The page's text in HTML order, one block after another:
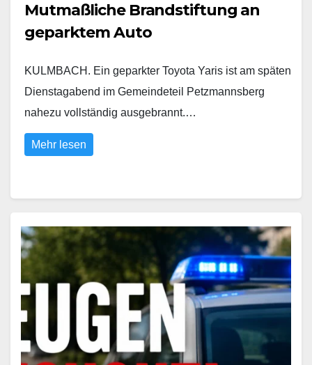
Mutmaßliche Brandstiftung an
geparktem Auto
KULMBACH. Ein geparkter Toyota Yaris ist am späten
Dienstagabend im Gemeindeteil Petzmannsberg
nahezu vollständig ausgebrannt.…
Mehr lesen